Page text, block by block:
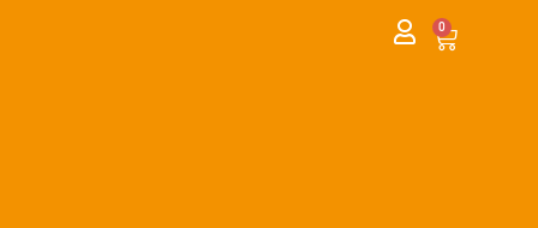
0